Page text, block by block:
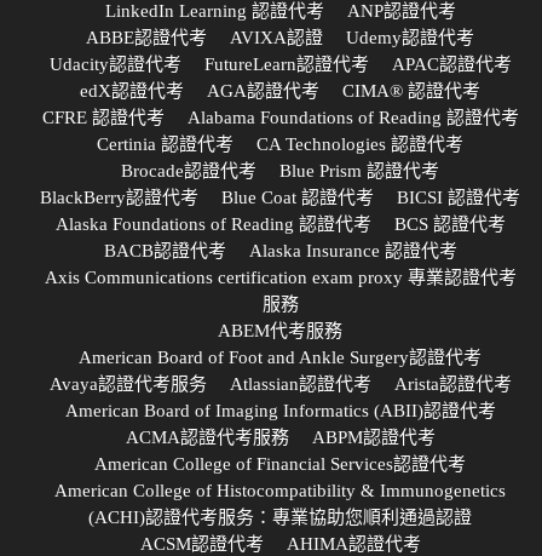
LinkedIn Learning 認證代考
ANP認證代考
ABBE認證代考
AVIXA認證
Udemy認證代考
Udacity認證代考
FutureLearn認證代考
APAC認證代考
edX認證代考
AGA認證代考
CIMA® 認證代考
CFRE 認證代考
Alabama Foundations of Reading 認證代考
Certinia 認證代考
CA Technologies 認證代考
Brocade認證代考
Blue Prism 認證代考
BlackBerry認證代考
Blue Coat 認證代考
BICSI 認證代考
Alaska Foundations of Reading 認證代考
BCS 認證代考
BACB認證代考
Alaska Insurance 認證代考
Axis Communications certification exam proxy 專業認證代考
服務
ABEM代考服務
American Board of Foot and Ankle Surgery認證代考
Avaya認證代考服务
Atlassian認證代考
Arista認證代考
American Board of Imaging Informatics (ABII)認證代考
ACMA認證代考服務
ABPM認證代考
American College of Financial Services認證代考
American College of Histocompatibility & Immunogenetics
(ACHI)認證代考服务：專業協助您順利通過認證
ACSM認證代考
AHIMA認證代考